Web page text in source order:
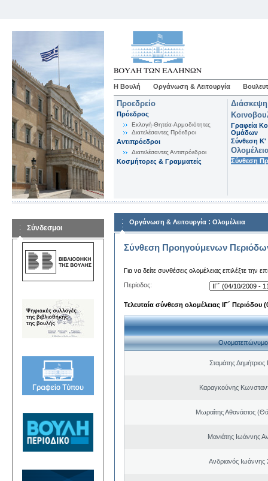
Η Βουλή Οργάνωση & Λειτουργία
Προεδρείο
Πρόεδρος
Εκλογή-Θητεία-Αρμοδιότητες
Διατελέσαντες Πρόεδροι
Αντιπρόεδροι
Διατελέσαντες Αντιπρόεδροι
Κοσμήτορες & Γραμματείς
Γραφεία
Ομάδων
Σύνθεση K'
Σύνθεση
Σύνδεσμοι
Οργάνωση & Λειτουργία : Ολομέλεια
Σύνθεση Προηγούμενων
Για να δείτε συνθέσεις ολομέλειας επιλέξτε την
Περίοδος:
Τελευταία σύνθεση ολομέλειας ΙΓ΄ Περιόδου
Ονοματεπώνυμο
Σταμάτης Δημήτριος
Καραγκούνης
Μωραΐτης Αθανάσιος
Μανιάτης Ιωάννης
Ανδριανός Ιωάννης